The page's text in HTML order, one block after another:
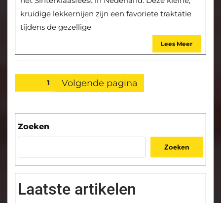
kruidige lekkernijen zijn een favoriete traktatie
tijdens de gezellige
Lees Meer
Posts
Pagina1 Volgende pagina
Zoeken
Zoeken
Laatste artikelen